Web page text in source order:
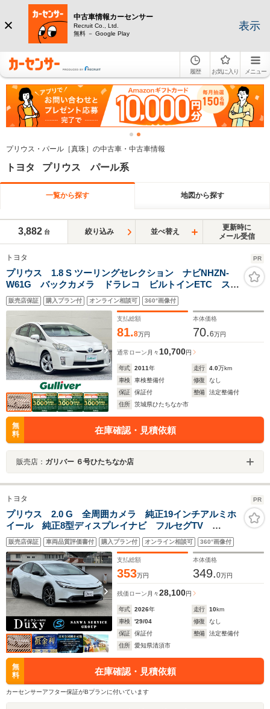
中古車情報カーセンサー
Recruit Co., Ltd.
無料 － Google Play
表示
履歴 お気に入り メニュー
プリウス・パール［真珠］の中古車・中古車情報
トヨタ プリウス パール系
一覧から探す 地図から探す
3,882 台 絞り込み 並べ替え
更新時に
メール受信
トヨタ PR
プリウス 1.8 S ツーリングセレクション ナビNHZN-
W61G バックカメラ ドラレコ ビルトインETC ステ
アリングスイッチ スマートキー プッシュスタート
カーテンSRS マット LEDライト オートライト 17
インチAW バイザー
販売店保証 購入プラン付 オンライン相談可 360°画像付
支払総額
81.8万円
本体価格
70.6万円
通常ローン 月々10,700円
年式 2011年 走行 4.0万km
車検
車検整備付 修復
なし
保証
保証付 整備
法定整備付
住所
茨城県ひたちなか市
無
料
在庫確認・見積依頼
販売店： ガリバー ６号ひたちなか店
トヨタ PR
プリウス 2.0 G 全周囲カメラ 純正19インチアルミホ
イール 純正8型ディスプレイナビ フルセグTV
ETC2.0 レーダークルーズコントロール ブラインドス
ポットモニター AC100V電源 LEDヘッド TFT液晶メ
ーター 済車 USBポート
販売店保証 車両品質評価書付 購入プラン付 オンライン相談可 360°画像付
支払総額
353万円
本体価格
349.0万円
残価ローン 月々28,100円
年式 2026年 走行 10km
車検
'29/04 修復
なし
保証
保証付 整備
法定整備付
住所
愛知県清須市
無
料
在庫確認・見積依頼
カーセンサーアフター保証がBプランに付いています